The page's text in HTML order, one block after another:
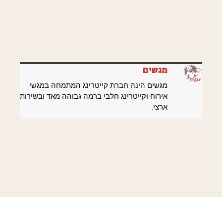
מגשים
מגשים הינה חברת קייטרינג המתמחה במגשי
אירוח וקייטרינג חלבי ברמה גבוהה מאד ובשירות
ארצי.